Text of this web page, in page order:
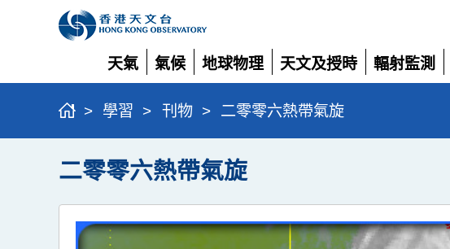
天氣
展
開
氣候
展
開
地球物理
展
開
天文及授時
展
開
輻射監測
展
> 學習 > 刊物 > 二零零六熱帶氣旋
二零零六熱帶氣旋